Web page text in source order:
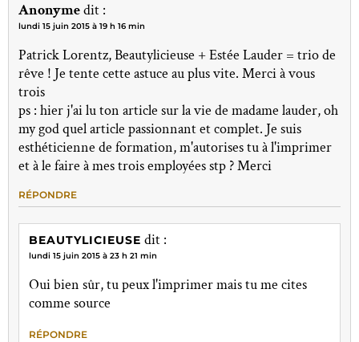
Anonymedit :
lundi 15 juin 2015 à 19 h 16 min
Patrick Lorentz, Beautylicieuse + Estée Lauder = trio de
rêve ! Je tente cette astuce au plus vite. Merci à vous
trois
ps : hier j'ai lu ton article sur la vie de madame lauder, oh
my god quel article passionnant et complet. Je suis
esthéticienne de formation, m'autorises tu à l'imprimer
et à le faire à mes trois employées stp ? Merci
RÉPONDRE
BEAUTYLICIEUSE dit :
lundi 15 juin 2015 à 23 h 21 min
Oui bien sûr, tu peux l'imprimer mais tu me cites
comme source
RÉPONDRE